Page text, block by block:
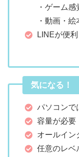
・ゲーム
・動画・絵
LINEが便利
気になる！
パソコンで
容量が必要
オールイン
任意のレベ